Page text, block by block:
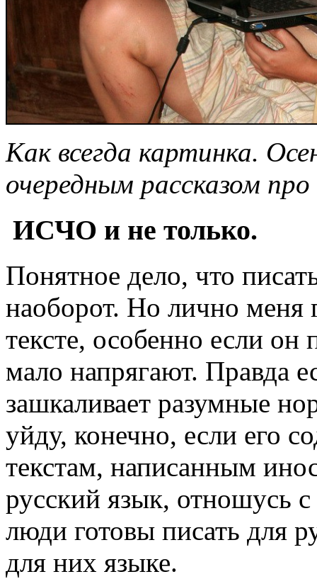
Как всегда картинка.
очередным рассказом
ИСЧО и не только.
Понятное дело, что
наоборот. Но лично меня
тексте, особенно если
мало напрягают. Правда
зашкаливает разумные
уйду, конечно, если его
текстам, написанным
русский язык, отношусь
люди готовы писать для
для них языке.